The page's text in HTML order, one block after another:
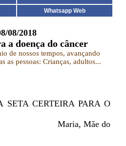
Whatsapp Web
08/2018
a doença do câncer
de nossos tempos, avançando
as pessoas: Crianças, adultos...
SETA CERTEIRA PARA O
Mãe do